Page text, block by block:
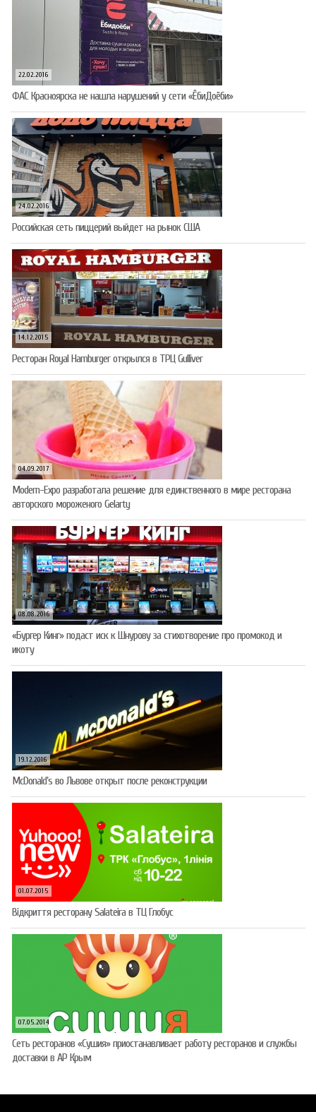
22.02.2016
ФАС Красноярска не нашла нарушений у сети «ЁбиДоёби»
24.02.2016
Российская сеть пиццерий выйдет на рынок США
14.12.2015
Ресторан Royal Hamburger открылся в ТРЦ Gulliver
04.09.2017
Modern-Expo разработала решение для единственного в мире ресторана
авторского мороженого Gelarty
08.08.2016
«Бургер Кинг» подаст иск к Шнурову за стихотворение про промокод и
икоту
19.12.2016
McDonald’s во Львове открыт после реконструкции
01.07.2015
Відкриття ресторану Salateirа в ТЦ Глобус
07.05.2014
Сеть ресторанов «Сушия» приостанавливает работу ресторанов и службы
доставки в АР Крым